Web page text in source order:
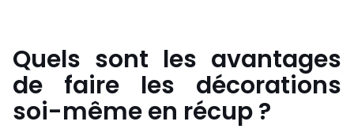
Quels sont les avantages
de faire les décorations
soi-même en récup ?